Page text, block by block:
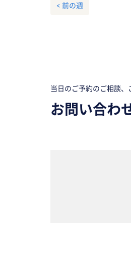
< 前の週
当日のご予約のご相談
お問い合わ